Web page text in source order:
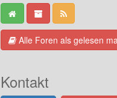
Alle Foren als gelesen
Kontakt